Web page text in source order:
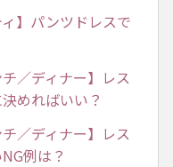
】パンツドレスで
／ディナー】レス
めればいい？
／ディナー】レス
例は？